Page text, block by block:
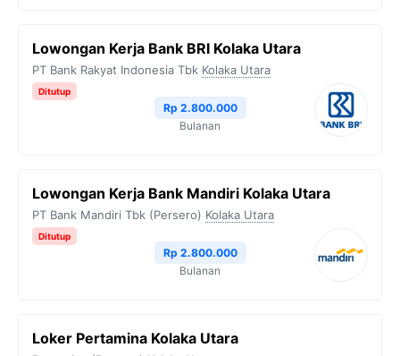
Lowongan Kerja Bank BRI Kolaka Utara
PT Bank Rakyat Indonesia Tbk Kolaka Utara
Ditutup
Rp 2.800.000
Bulanan
Lowongan Kerja Bank Mandiri Kolaka Utara
PT Bank Mandiri Tbk (Persero) Kolaka Utara
Ditutup
Rp 2.800.000
Bulanan
Loker Pertamina Kolaka Utara